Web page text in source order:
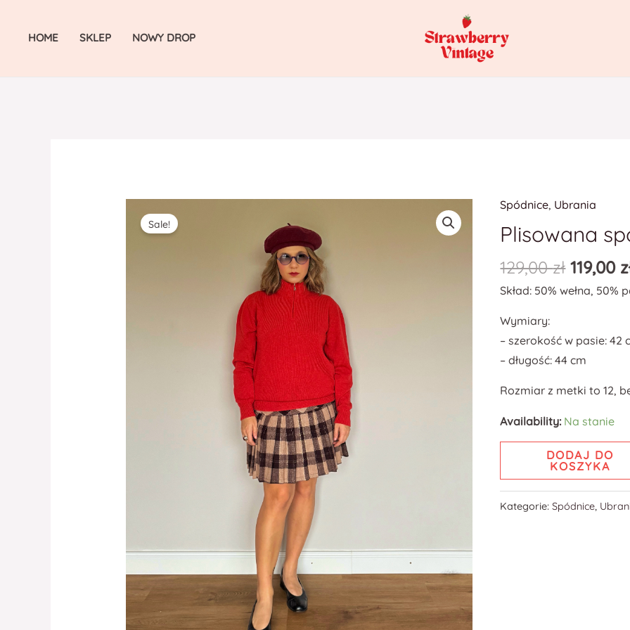
HOME SKLEP NOWY DROP
Sale!
Spódnice, Ubrania
Plisowana
129,00zł 119,00
Skład: 50% wełna, 50%
Wymiary:
– szerokość w pasie: 42
– długość: 44 cm
Rozmiar z metki to 12,
Availability: Na stanie
ilość
Plisowana
DODAJ DO
KOSZYKA
Kategorie:Spódnice,